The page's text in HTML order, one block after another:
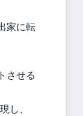
家に転
させる
し、